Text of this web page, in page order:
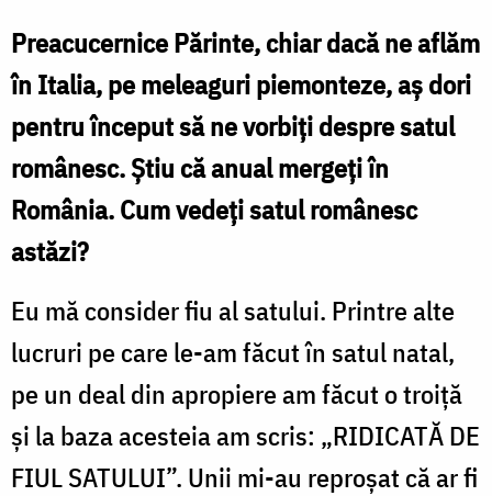
Preacucernice Părinte, chiar dacă ne aflăm
în Italia, pe meleaguri piemonteze, aș dori
pentru început să ne vorbiți despre satul
românesc. Știu că anual mergeți în
România. Cum vedeți satul românesc
astăzi?
Eu mă consider fiu al satului. Printre alte
lucruri pe care le-am făcut în satul natal,
pe un deal din apropiere am făcut o troiță
și la baza acesteia am scris: „RIDICATĂ DE
FIUL SATULUI”. Unii mi-au reproșat că ar fi